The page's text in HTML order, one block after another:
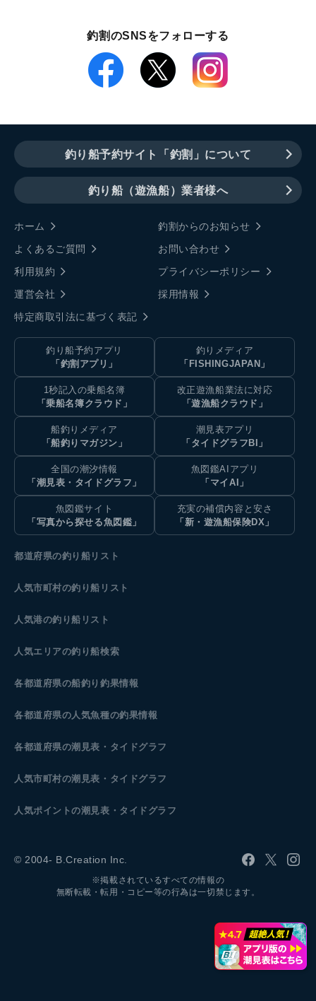
釣割のSNSをフォローする
釣り船予約サイト「釣割」について
釣り船（遊漁船）業者様へ
ホーム
釣割からのお知らせ
よくあるご質問
お問い合わせ
利用規約
プライバシーポリシー
運営会社
採用情報
特定商取引法に基づく表記
釣り船予約アプリ
「釣割アプリ」
釣りメディア
「FISHINGJAPAN」
1秒記入の乗船名簿
「乗船名簿クラウド」
改正遊漁船業法に対応
「遊漁船クラウド」
船釣りメディア
「船釣りマガジン」
潮見表アプリ
「タイドグラフBI」
全国の潮汐情報
「潮見表・タイドグラフ」
魚図鑑AIアプリ
「マイAI」
魚図鑑サイト
「写真から探せる魚図鑑」
充実の補償内容と安さ
「新・遊漁船保険DX」
都道府県の釣り船リスト
人気市町村の釣り船リスト
人気港の釣り船リスト
人気エリアの釣り船検索
各都道府県の船釣り釣果情報
各都道府県の人気魚種の釣果情報
各都道府県の潮見表 ・タイドグラフ
人気市町村の潮見表・タイドグラフ
人気ポイントの潮見表・タイドグラフ
© 2004- B.Creation Inc.
※掲載されているすべての情報の
無断転載・転用・コピー等の行為は一切禁じます。